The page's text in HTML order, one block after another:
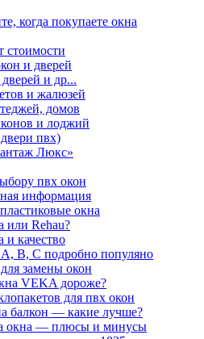
когда покупаете окна
стоимости
и дверей
и др...
и жалюзей
домов
и лоджий
пвх)
Люкс»
пвх окон
информация
окна
или Rehau?
и качество
В, С подробно популяно
замены окон
VEKA дороже?
для пвх окон
балкон — какие лучше?
окна — плюсы и минусы